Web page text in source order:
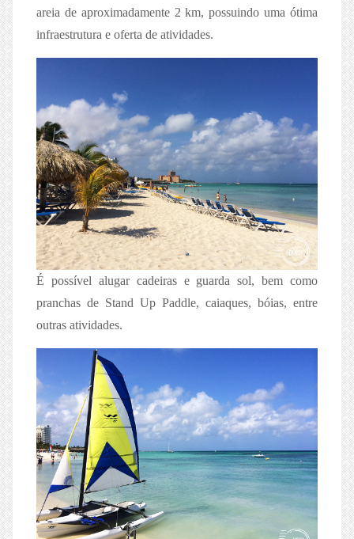
areia de aproximadamente 2 km, possuindo uma ótima
infraestrutura e oferta de atividades.
É possível alugar cadeiras e guarda sol, bem como
pranchas de Stand Up Paddle, caiaques, bóias, entre
outras atividades.